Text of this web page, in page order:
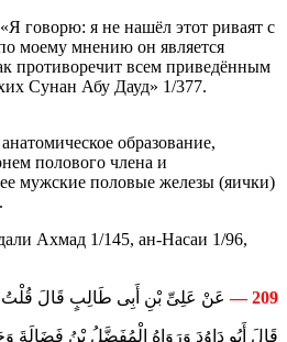
говорю: я не нашёл этот риваят с
моему мнению он является
противоречит всем приведённым
Сунан Абу Дауд» 1/377.
образование,
полового члена и
мужские половые железы (яички)
Ахмад 1/145, ан-Насаи 1/96,
209 — عَنْ عَلِىِّ بْنِ أَبِى طَالِبٍ قَالَ قُلْتُ
قَالَ أَبُو دَاوُدَ وَرَوَاهُ الْمُفَضَّلُ بْنُ فَضَالَةَ